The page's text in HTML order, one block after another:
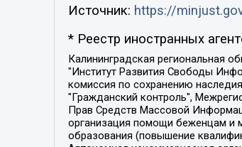
Источник: https://
* Реестр иностранных
Калининградская региональная общественная организация "Экозащита!-Женсовет", Фонд содействия защите прав и свобод граждан "Общественный вердикт", Фонд "Институт Развития Свободы Информации", Частное учреждение "Информационное агентство МЕМО. РУ", Региональная общественная организация "Общественная комиссия по сохранению наследия академика Сахарова", Фонд поддержки свободы прессы, Санкт-Петербургская общественная правозащитная организация "Гражданский контроль", Межрегиональная общественная организация "Информационно-просветительский центр "Мемориал", Региональный Фонд "Центр Защиты Прав Средств Массовой Информации", с 05.12.2023 Фонд "Центр Защиты Прав Средств массовой информации", Региональная общественная благотворительная организация помощи беженцам и мигрантам "Гражданское содействие", Негосударственное образовательное учреждение дополнительного профессионального образования (повышение квалификации) специалистов "АКАДЕМИЯ ПО ПРАВАМ ЧЕЛОВЕКА", Свердловская региональная общественная организация "Сутяжник", Автономная некоммерческая организация "Центр независимых социологических исследований", Союз общественных объединений "Российский исследовательский центр по правам человека", Региональное общественное учреждение научно-информационный центр "МЕМОРИАЛ", Некоммерческая организация "Фонд защиты гласности", Автономная некоммерческая организация "Институт прав человека", Городская общественная организация "Екатеринбургское общество "МЕМОРИАЛ", Городская общественная организация "Рязанское историко-просветительское и правозащитное общество "Мемориал" (Рязанский Мемориал), Челябинский региональный орган общественной самодеятельности – женское общественное объединение "Женщины Евразии", Челябинский региональный орган общественной самодеятельности "Уральская правозащитная группа", Фонд содействия защите здоровья и социальной справедливости имени Андрея Рылькова, Автономная Некоммерческая Организация "Аналитический Центр Юрия Левады", Автономная некоммерческая организация